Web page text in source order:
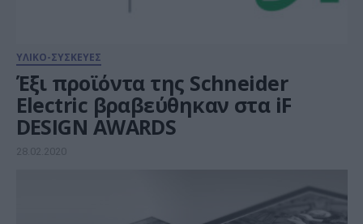
ΥΛΙΚΟ-ΣΥΣΚΕΥΕΣ
Έξι προϊόντα της Schneider
Electric βραβεύθηκαν στα iF
DESIGN AWARDS
28.02.2020